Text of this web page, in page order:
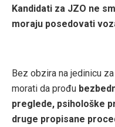
Kandidati za JZO ne
moraju posedovati
Bez obzira na jedinicu
morati da prođu
preglede, psihološke
druge propisane